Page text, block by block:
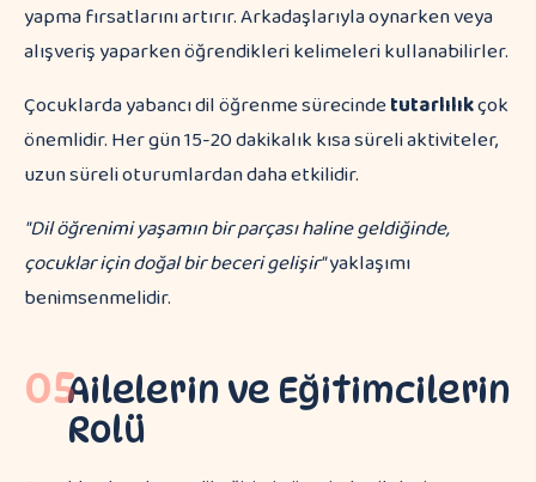
yapma fırsatlarını artırır. Arkadaşlarıyla oynarken veya
alışveriş yaparken öğrendikleri kelimeleri kullanabilirler.
Çocuklarda yabancı dil öğrenme sürecindetutarlılıkçok
önemlidir. Her gün 15-20 dakikalık kısa süreli aktiviteler,
uzun süreli oturumlardan daha etkilidir.
"Dil öğrenimi yaşamın bir parçası haline geldiğinde,
çocuklar için doğal bir beceri gelişir"yaklaşımı
benimsenmelidir.
05Ailelerin ve Eğitimcilerin
Rolü